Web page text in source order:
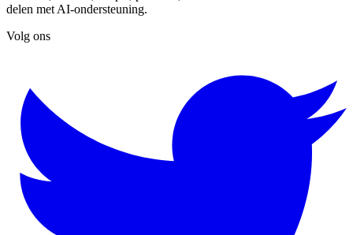
delen met AI-ondersteuning.
Volg ons